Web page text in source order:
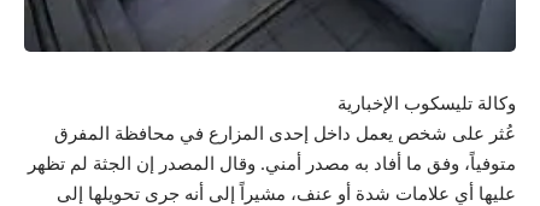
وكالة تليسكوب الإخبارية
عُثر على شخص يعمل داخل إحدى المزارع في محافظة المفرق
متوفياً، وفق ما أفاد به مصدر أمني. وقال المصدر إن الجثة لم تظهر
عليها أي علامات شدة أو عنف، مشيراً إلى أنه جرى تحويلها إلى